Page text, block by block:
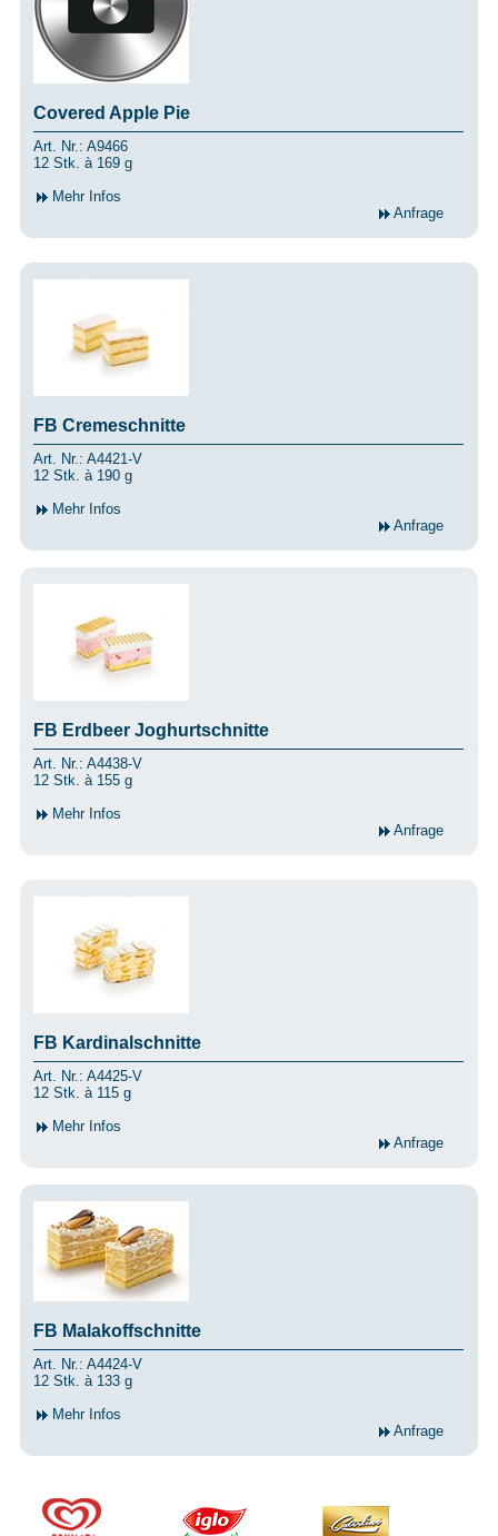
Covered Apple Pie
Art. Nr.: A9466
12 Stk. à 169 g
Mehr Infos
Anfrage
FB Cremeschnitte
Art. Nr.: A4421-V
12 Stk. à 190 g
Mehr Infos
Anfrage
FB Erdbeer Joghurtschnitte
Art. Nr.: A4438-V
12 Stk. à 155 g
Mehr Infos
Anfrage
FB Kardinalschnitte
Art. Nr.: A4425-V
12 Stk. à 115 g
Mehr Infos
Anfrage
FB Malakoffschnitte
Art. Nr.: A4424-V
12 Stk. à 133 g
Mehr Infos
Anfrage